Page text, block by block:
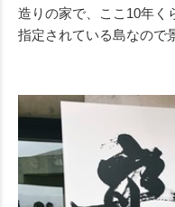
造りの家で、ここ10年く
指定されている島なので